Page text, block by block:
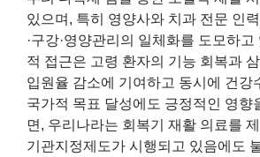
있으며, 특히 영양사와 치과 전문 인
·구강·영양관리의 일체화를 도모하
적 접근은 고령 환자의 기능 회복과
입원율 감소에 기여하고 동시에 건강
국가적 목표 달성에도 긍정적인 영향
면, 우리나라는 회복기 재활 의료를
기관지정제도가 시행되고 있음에도